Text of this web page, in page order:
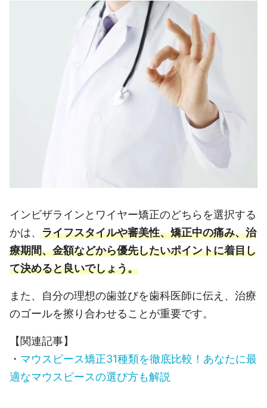
インビザラインとワイヤー矯正のどちらを選択する
かは、 ライフスタイルや審美性、矯正中の痛み、治
療期間、金額などから優先したいポイントに着目し
て決めると良いでしょう。
また、自分の理想の歯並びを歯科医師に伝え、治療
のゴールを擦り合わせることが重要です。
【関連記事】
・ マウスピース矯正31種類を徹底比較！あなたに最
適なマウスピースの選び方も解説